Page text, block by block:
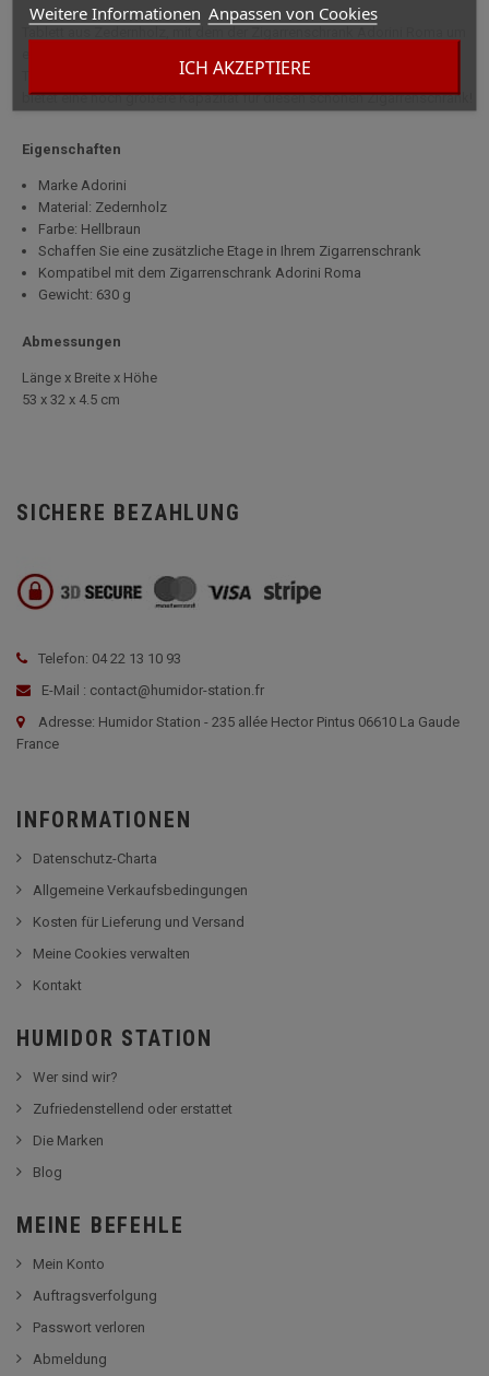
Weitere Informationen Anpassen von Cookies
ICH AKZEPTIERE
Tabletts, die mit dem originalen Roma-Humidor geliefert werden. Dies
bietet eine noch größere Kapazität für diesen schönen Zigarrenschrank!
Eigenschaften
Marke Adorini
Material: Zedernholz
Farbe: Hellbraun
Schaffen Sie eine zusätzliche Etage in Ihrem Zigarrenschrank
Kompatibel mit dem Zigarrenschrank Adorini Roma
Gewicht: 630 g
Abmessungen
Länge x Breite x Höhe
53 x 32 x 4.5 cm
SICHERE BEZAHLUNG
Telefon: 04 22 13 10 93
E-Mail : contact@humidor-station.fr
Adresse: Humidor Station - 235 allée Hector Pintus 06610 La Gaude
France
INFORMATIONEN
Datenschutz-Charta
Allgemeine Verkaufsbedingungen
Kosten für Lieferung und Versand
Meine Cookies verwalten
Kontakt
HUMIDOR STATION
Wer sind wir?
Zufriedenstellend oder erstattet
Die Marken
Blog
MEINE BEFEHLE
Mein Konto
Auftragsverfolgung
Passwort verloren
Abmeldung